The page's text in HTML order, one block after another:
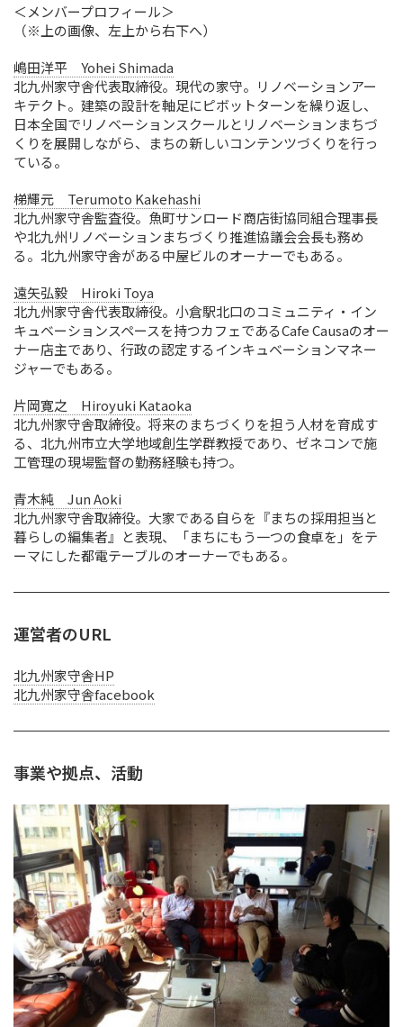
＜メンバープロフィール＞
（※上の画像、左上から右下へ）
嶋田洋平 Yohei Shimada
北九州家守舎代表取締役。現代の家守。リノベーションアー
キテクト。建築の設計を軸足にピボットターンを繰り返し、
日本全国でリノベーションスクールとリノベーションまちづ
くりを展開しながら、まちの新しいコンテンツづくりを行っ
ている。
梯輝元 Terumoto Kakehashi
北九州家守舎監査役。魚町サンロード商店街協同組合理事長
や北九州リノベーションまちづくり推進協議会会長も務め
る。北九州家守舎がある中屋ビルのオーナーでもある。
遠矢弘毅 Hiroki Toya
北九州家守舎代表取締役。小倉駅北口のコミュニティ・イン
キュベーションスペースを持つカフェであるCafe Causaのオー
ナー店主であり、行政の認定するインキュベーションマネー
ジャーでもある。
片岡寛之 Hiroyuki Kataoka
北九州家守舎取締役。将来のまちづくりを担う人材を育成す
る、北九州市立大学地域創生学群教授であり、ゼネコンで施
工管理の現場監督の勤務経験も持つ。
青木純 Jun Aoki
北九州家守舎取締役。大家である自らを『まちの採用担当と
暮らしの編集者』と表現、「まちにもう一つの食卓を」をテ
ーマにした都電テーブルのオーナーでもある。
運営者のURL
北九州家守舎HP
北九州家守舎facebook
事業や拠点、活動